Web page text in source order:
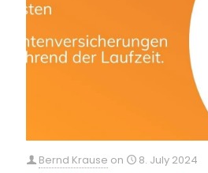
Bernd Krause on 8. July 2024